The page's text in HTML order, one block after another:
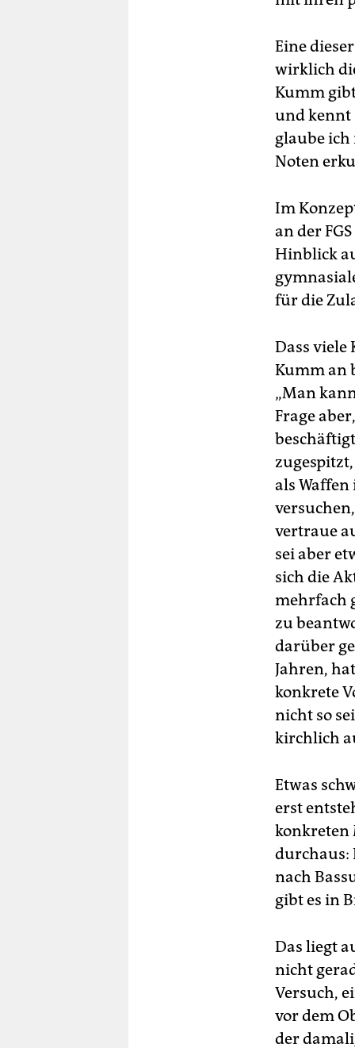
Eine
wirklich
Kumm
und kennt
glaube ich
Noten
Im
an der
Hinblick
für die
Dass
Kumm an
„Man
Frage
als
vertraue
sei aber
sich die
mehrfach
zu
darüber
Jahren,
konkrete
nicht so
kirchlich
Etwas
erst
konkreten
durchaus:
nach
gibt es in
Das liegt
nicht
Versuch,
vor dem
der